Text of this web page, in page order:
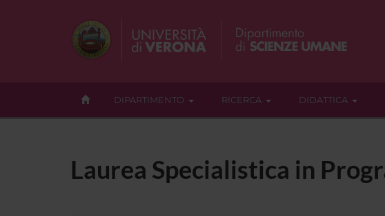
DIPARTIMENTO RICERCA DIDATTICA
Laurea Specialistica in